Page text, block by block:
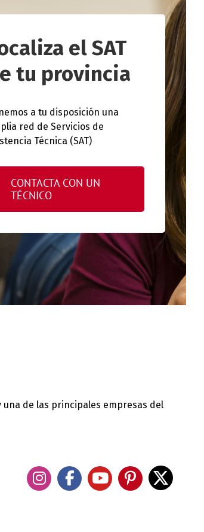
el SAT
tu provincia
a tu disposición una
red de Servicios de
Técnica (SAT)
CONTACTA CON UN
TÉCNICO
una de las principales empresas del